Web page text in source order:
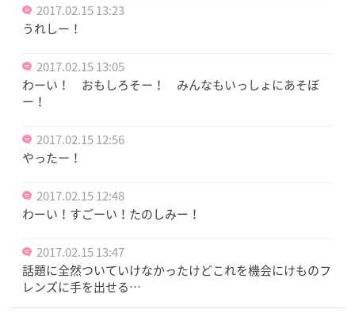
2017.02.15 13:23
うれしー！
2017.02.15 13:05
わーい！ おもしろそー！ みんなもいっしょにあそぼ
ー！
2017.02.15 12:56
やったー！
2017.02.15 12:48
わーい！すごーい！たのしみー！
2017.02.15 13:47
話題に全然ついていけなかったけどこれを機会にけものフ
レンズに手を出せる…